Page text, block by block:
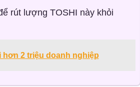
rút lượng TOSHI này khỏi
2 triệu doanh nghiệp